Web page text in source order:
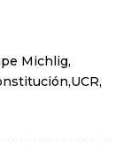
Michlig
UCR